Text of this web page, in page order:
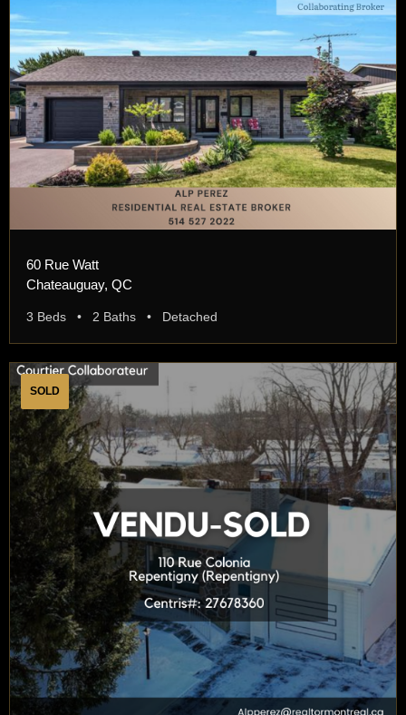
60 Rue Watt
Chateauguay, QC
3 Beds • 2 Baths • Detached
SOLD